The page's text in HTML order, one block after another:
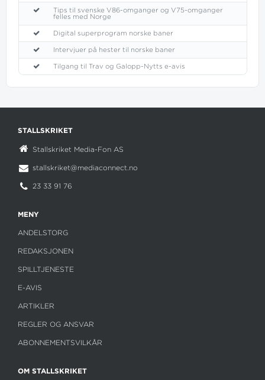
Tips til svenske V86-omganger og V75-omganger
felles med Norge
Digital superprogram norske baner
Intervjuer på hester til norske baner
Tilgang til Trav og Galopp-Nytts e-avis
STALLSKRIKET
Stallskriket Media-Fon AS
stallskriket@mediaconnect.no
23 33 91 76
MENY
ANDELSTORG
REDAKSJONEN
SPILLTJENESTE
E-AVIS
ARTIKLER
REGLER OG ANSVAR
ABONNEMENTSVILKÅR
OM STALLSKRIKET